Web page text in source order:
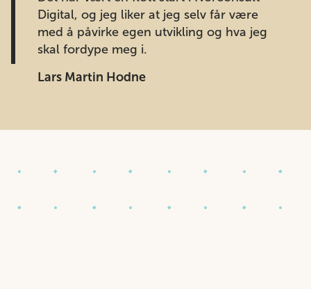
Digital, og jeg liker at jeg selv får være
med å påvirke egen utvikling og hva jeg
skal fordype meg i.
Lars Martin Hodne